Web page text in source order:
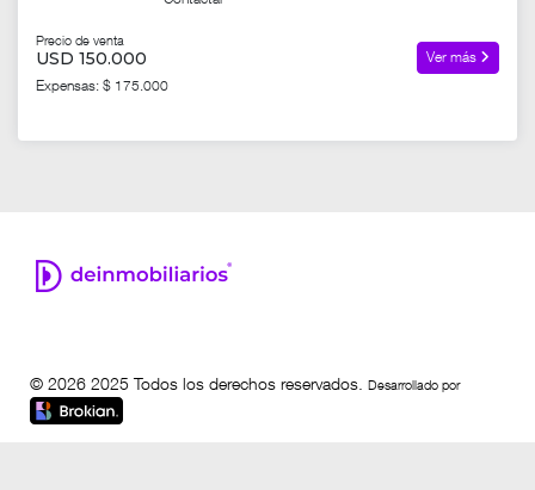
Precio de venta
USD 150.000
Expensas: $ 175.000
Ver más
© 2026 2025 Todos los derechos reservados. Desarrollado por